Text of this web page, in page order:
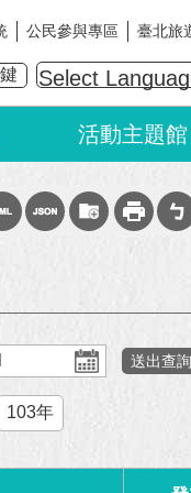
公民參與專區 臺北旅
Select
活動主題館
103年